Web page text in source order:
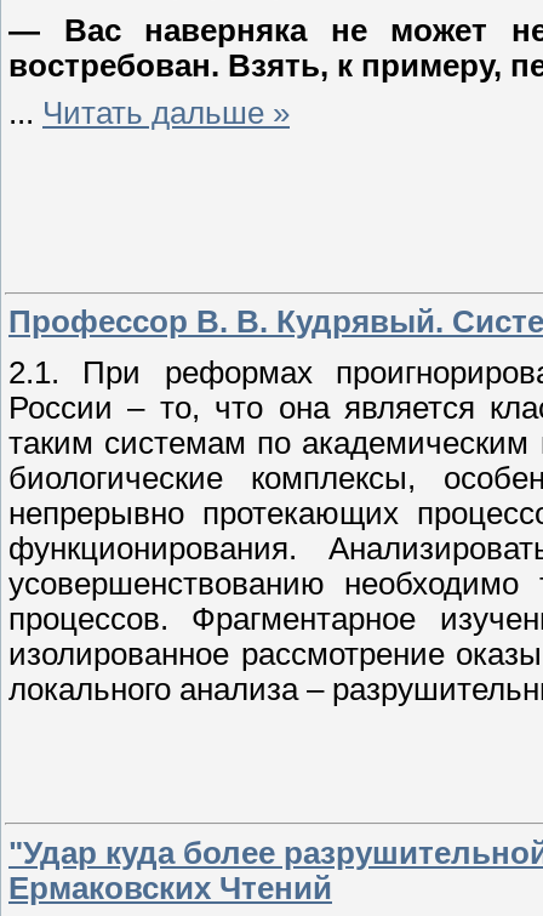
— Вас наверняка не может
востребован. Взять, к примеру,
... Читать дальше »
Профессор В. В. Кудрявый.
2.1. При реформах
России – то, что она является
таким системам по академическим
биологические комплексы,
непрерывно протекающих
функционирования.
усовершенствованию
процессов. Фрагментарное
изолированное рассмотрение
локального анализа –
"Удар куда более
Ермаковских Чтений